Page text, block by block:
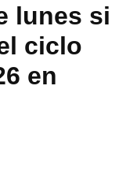
lunes si
ciclo
en